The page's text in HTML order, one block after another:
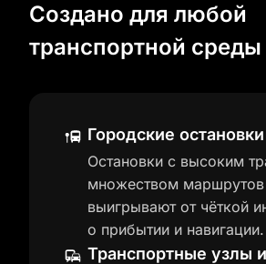
Создано для любой
транспортной среды
Городские остановки
Остановки с высоким
множеством маршрутов
выигрывают от чёткой
о прибытии и навигации.
Транспортные узлы